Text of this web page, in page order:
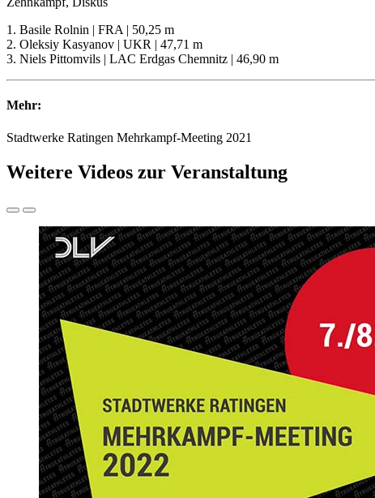
1. Basile Rolnin | FRA | 50,25 m
2. Oleksiy Kasyanov | UKR | 47,71 m
3. Niels Pittomvils | LAC Erdgas Chemnitz | 46,90 m
Mehr:
Stadtwerke Ratingen Mehrkampf-Meeting 2021
Weitere Videos zur Veranstaltung